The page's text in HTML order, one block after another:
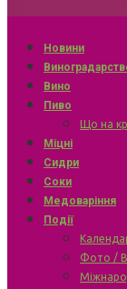
Новини
Вино
Пиво
Що на
Міцні
Сидри
Соки
Медоваріння
Події
Фото /